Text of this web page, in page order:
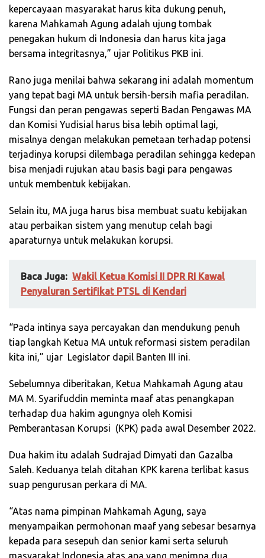
kepercayaan masyarakat harus kita dukung penuh,
karena Mahkamah Agung adalah ujung tombak
penegakan hukum di Indonesia dan harus kita jaga
bersama integritasnya,” ujar Politikus PKB ini.
Rano juga menilai bahwa sekarang ini adalah momentum
yang tepat bagi MA untuk bersih-bersih mafia peradilan.
Fungsi dan peran pengawas seperti Badan Pengawas MA
dan Komisi Yudisial harus bisa lebih optimal lagi,
misalnya dengan melakukan pemetaan terhadap potensi
terjadinya korupsi dilembaga peradilan sehingga kedepan
bisa menjadi rujukan atau basis bagi para pengawas
untuk membentuk kebijakan.
Selain itu, MA juga harus bisa membuat suatu kebijakan
atau perbaikan sistem yang menutup celah bagi
aparaturnya untuk melakukan korupsi.
Baca Juga: Wakil Ketua Komisi II DPR RI Kawal
Penyaluran Sertifikat PTSL di Kendari
“Pada intinya saya percayakan dan mendukung penuh
tiap langkah Ketua MA untuk reformasi sistem peradilan
kita ini,” ujar Legislator dapil Banten III ini.
Sebelumnya diberitakan, Ketua Mahkamah Agung atau
MA M. Syarifuddin meminta maaf atas penangkapan
terhadap dua hakim agungnya oleh Komisi
Pemberantasan Korupsi (KPK) pada awal Desember 2022.
Dua hakim itu adalah Sudrajad Dimyati dan Gazalba
Saleh. Keduanya telah ditahan KPK karena terlibat kasus
suap pengurusan perkara di MA.
“Atas nama pimpinan Mahkamah Agung, saya
menyampaikan permohonan maaf yang sebesar besarnya
kepada para sesepuh dan senior kami serta seluruh
masyarakat Indonesia atas apa yang menimpa dua